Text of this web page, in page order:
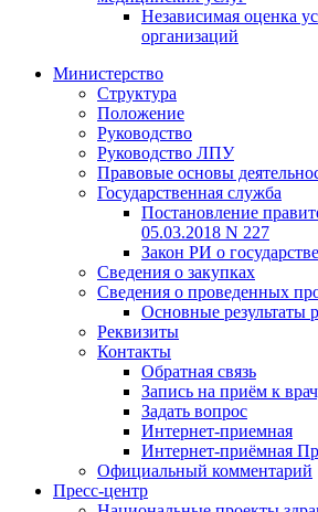
Независимая оценка
организаций
Министерство
Структура
Положение
Руководство
Руководство ЛПУ
Правовые основы
Государственная служба
Постановление
05.03.2018 N 227
Закон РИ о
Сведения о закупках
Сведения о проведенных
Основные результаты
Реквизиты
Контакты
Обратная связь
Запись на приём к
Задать вопрос
Интернет-приемная
Интернет-приёмная
Официальный комментарий
Пресс-центр